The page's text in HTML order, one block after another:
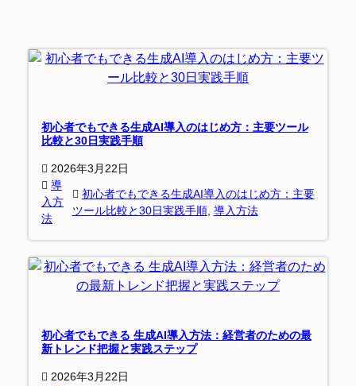
初心者でもできる生成AI導入のはじめ方：主要ツール
比較と30日実践手順
2026年3月22日
導
入方
法
初心者でもできる生成AI導入のはじめ方：主要
ツール比較と30日実践手順, 導入方法
初心者でもできる 生成AI導入方法：経営者のための最
新トレンド把握と実践ステップ
2026年3月22日